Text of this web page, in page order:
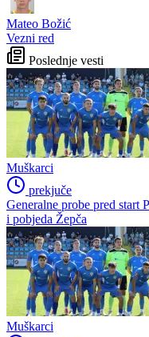
Mateo Božić
Vezni red
Poslednje vesti
Muškarci
prekjuče
Generalne probe pred start
i pobjeda Žepča
Muškarci